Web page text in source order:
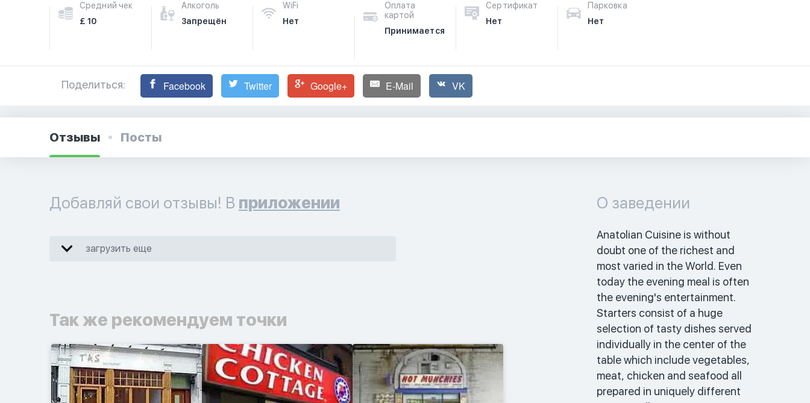
Средний чек
£ 10
Алкоголь
Запрещён
WiFi
Нет
Оплата
картой
Принимается
Сертификат
Нет
Парковка
Нет
Поделиться: Facebook Twitter Google+ E-Mail VK
Отзывы Посты
Добавляй свои отзывы! В приложении
загрузить еще
Так же рекомендуем точки
О заведении
Anatolian Cuisine is without
doubt one of the richest and
most varied in the World. Even
today the evening meal is often
the evening's entertainment.
Starters consist of a huge
selection of tasty dishes served
individually in the center of the
table which include vegetables,
meat, chicken and seafood all
prepared in uniquely different